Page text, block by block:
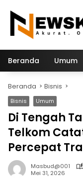
konten
Beranda Umum
Beranda Bisnis
Bisnis Umum
Di Tengah
Telkom
Percepat
Masbud@001
Mei 31, 2026